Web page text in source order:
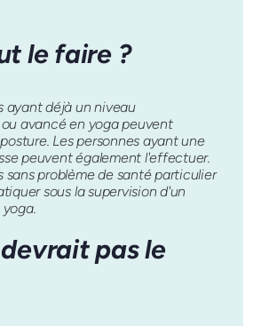
le faire ?
ayant déjà un niveau
avancé en yoga peuvent
Les personnes ayant une
peuvent également l'effectuer.
sans problème de santé particulier
sous la supervision d'un
pas le